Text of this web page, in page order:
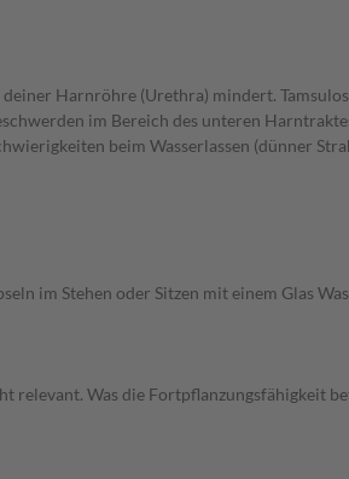
Harnröhre (Urethra) mindert.
im Bereich des unteren
beim Wasserlassen (dünner
im Stehen oder Sitzen mit einem Glas
relevant. Was die Fortpflanzungsfähigkeit